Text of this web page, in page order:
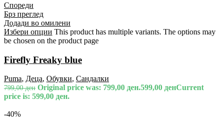
Спореди
Брз преглед
Додади во омилени
Избери опции This product has multiple variants. The options may
be chosen on the product page
Firefly Freaky blue
Puma, Деца, Обувки, Сандалки
799,00ден Original price was: 799,00 ден.599,00 денCurrent
price is: 599,00 ден.
-40%